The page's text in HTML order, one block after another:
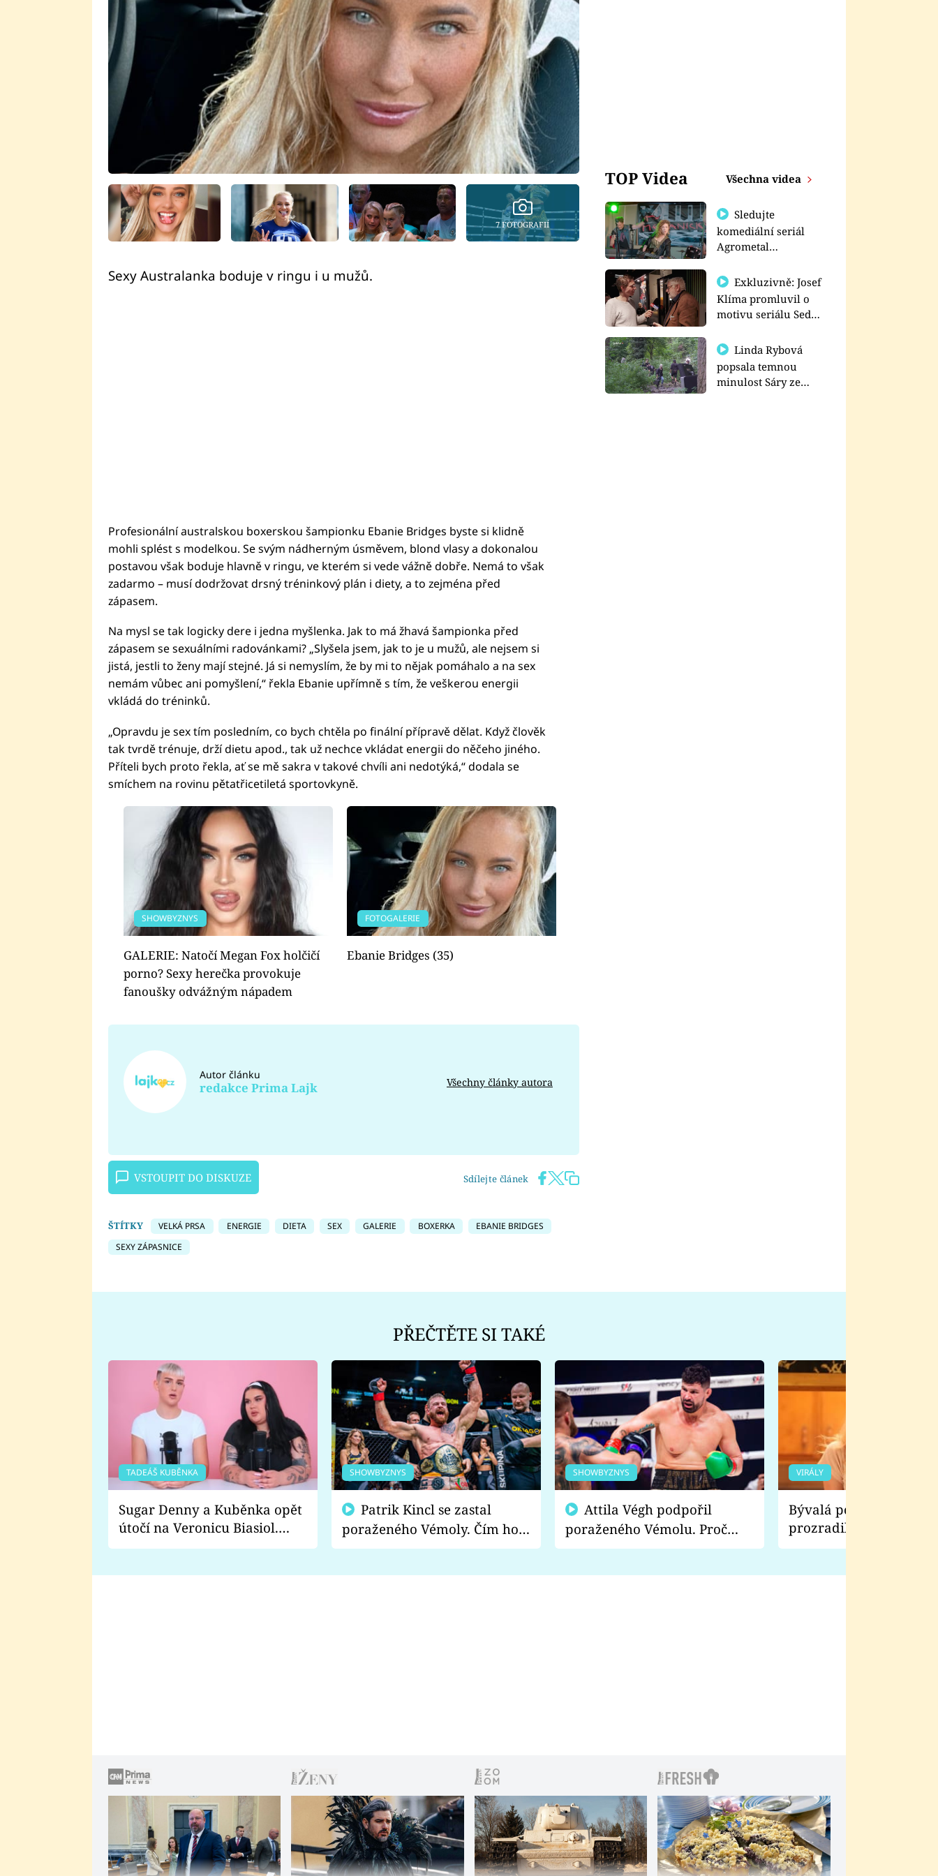
7 FOTOGRAFIÍ
Sexy Australanka boduje v ringu i u mužů.
Profesionální australskou boxerskou šampionku Ebanie Bridges byste si klidně
mohli splést s modelkou. Se svým nádherným úsměvem, blond vlasy a dokonalou
postavou však boduje hlavně v ringu, ve kterém si vede vážně dobře. Nemá to však
zadarmo – musí dodržovat drsný tréninkový plán i diety, a to zejména před
zápasem.
Na mysl se tak logicky dere i jedna myšlenka. Jak to má žhavá šampionka před
zápasem se sexuálními radovánkami? „Slyšela jsem, jak to je u mužů, ale nejsem si
jistá, jestli to ženy mají stejné. Já si nemyslím, že by mi to nějak pomáhalo a na sex
nemám vůbec ani pomyšlení,“ řekla Ebanie upřímně s tím, že veškerou energii
vkládá do tréninků.
„Opravdu je sex tím posledním, co bych chtěla po finální přípravě dělat. Když člověk
tak tvrdě trénuje, drží dietu apod., tak už nechce vkládat energii do něčeho jiného.
Příteli bych proto řekla, ať se mě sakra v takové chvíli ani nedotýká,“ dodala se
smíchem na rovinu pětatřicetiletá sportovkyně.
SHOWBYZNYS
GALERIE: Natočí Megan Fox holčičí
porno? Sexy herečka provokuje
fanoušky odvážným nápadem
FOTOGALERIE
Ebanie Bridges (35)
Autor článku
redakce Prima Lajk Všechny články autora
VSTOUPIT DO DISKUZE Sdílejte článek
ŠTÍTKY VELKÁ PRSA ENERGIE DIETA SEX GALERIE BOXERKA
EBANIE BRIDGES
SEXY ZÁPASNICE
TOP Videa Všechna videa
Sledujte
komediální seriál
Agrometal
prima+
Exkluzivně: Josef
Klíma promluvil o
motivu seriálu Sedm
Linda Rybová
popsala temnou
minulost Sáry ze
PŘEČTĚTE SI TAKÉ
TADEÁŠ KUBĚNKA
Sugar Denny a Kuběnka opět
útočí na Veronicu Biasiol.
Proč je podle nich falešná a
SHOWBYZNYS
poraženého Vémoly. Čím ho
fanoušci naštvali?
SHOWBYZNYS
poraženého Vémolu. Proč
chce raději zápasit s ním než
VIRÁLY
Bývalá pornoherečka
prozradila, co ji
natáčení Euforie.